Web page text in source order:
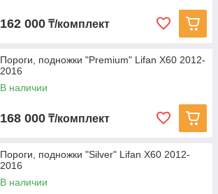
162 000 ₸/комплект
Пороги, подножки "Premium" Lifan X60 2012-
2016
В наличии
168 000 ₸/комплект
Пороги, подножки "Silver" Lifan X60 2012-
2016
В наличии